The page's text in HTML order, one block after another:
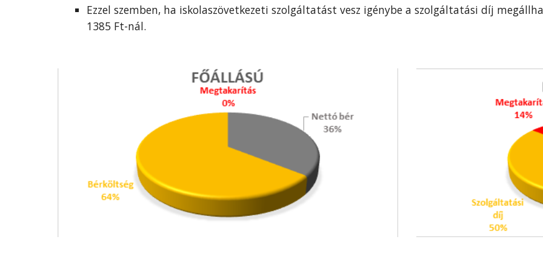
Ezzel szemben, ha iskolaszövetkezeti szolgáltatást vesz igénybe a szolgáltatási díj
1385 Ft-nál.